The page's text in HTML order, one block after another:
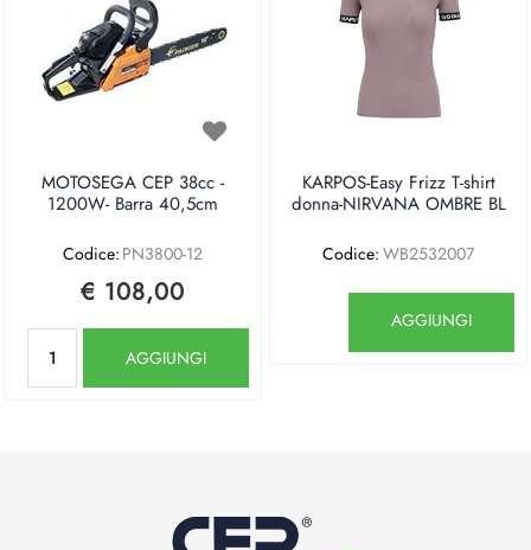
MOTOSEGA CEP 38cc -
1200W- Barra 40,5cm
Codice: PN3800-12
€ 108,00
AGGIUNGI
KARPOS-Easy Frizz T-shirt
donna-NIRVANA OMBRE BL
Codice: WB2532007
AGGIUNGI